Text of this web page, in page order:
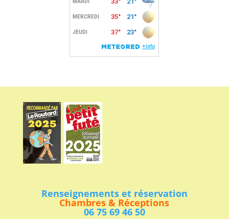
Renseignements et réservation
Chambres & Réceptions
06 75 69 46 50